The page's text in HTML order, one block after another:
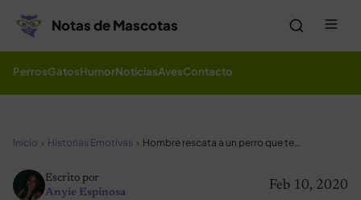
Notas de Mascotas
PerrosGatosHumorNoticiasAvesContacto
Inicio Historias Emotivas Hombre rescata a un perro que tenía su lengua congelada a una alcantarilla
Feb 10, 2020
Escrito por
Anyie Espinosa